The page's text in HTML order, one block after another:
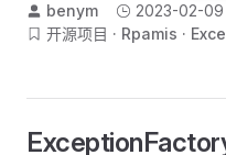
benym
2023-02-09
开源项目
Rpamis